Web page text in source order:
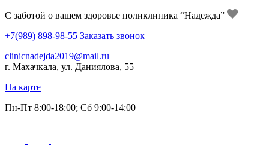
С заботой о вашем здоровье поликлиника “Надежда”
+7(989) 898-98-55 Заказать звонок
clinicnadejda2019@mail.ru
г. Махачкала, ул. Даниялова, 55
На карте
Пн-Пт 8:00-18:00; Сб 9:00-14:00